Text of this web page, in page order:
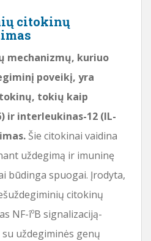
citokinų
mechanizmų, kuriuo
poveikį, yra
tokių kaip
ir interleukinas-12 (IL-
Šie citokinai vaidina
uždegimą ir imuninę
būdinga spuogai. Įrodyta,
citokinų
NF-îºB signalizaciją-
uždegiminės genų